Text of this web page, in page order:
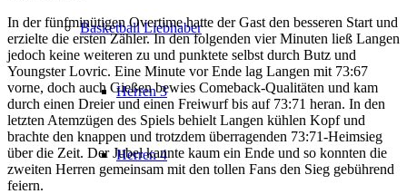
Basketball Liebhaber
Herren 3
Herren 4
In der fünfminütigen Overtime hatte der Gast den besseren Start und
erzielte die ersten Zähler. In den folgenden vier Minuten ließ Langen
jedoch keine weiteren zu und punktete selbst durch Butz und
Youngster Lovric. Eine Minute vor Ende lag Langen mit 73:67
vorne, doch auch Gießen bewies Comeback-Qualitäten und kam
durch einen Dreier und einen Freiwurf bis auf 73:71 heran. In den
letzten Atemzügen des Spiels behielt Langen kühlen Kopf und
brachte den knappen und trotzdem überragenden 73:71-Heimsieg
über die Zeit. Der Jubel kannte kaum ein Ende und so konnten die
zweiten Herren gemeinsam mit den tollen Fans den Sieg gebührend
feiern.